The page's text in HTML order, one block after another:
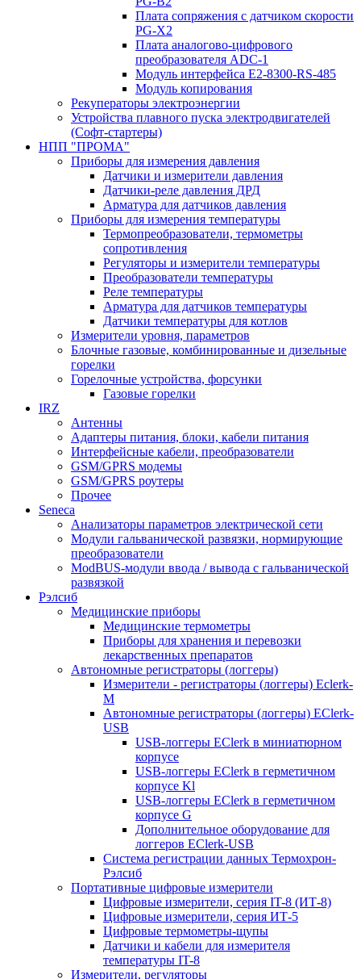
Плата сопряжения с датчиком скорости
PG-X2
Плата аналогово-цифрового
преобразователя ADC-1
Модуль интерфейса Е2-8300-RS-485
Модуль копирования
Рекуператоры электроэнергии
Устройства плавного пуска электродвигателей
(Софт-стартеры)
НПП "ПРОМА"
Приборы для измерения давления
Датчики и измерители давления
Датчики-реле давления ДРД
Арматура для датчиков давления
Приборы для измерения температуры
Термопреобразователи, термометры
сопротивления
Регуляторы и измерители температуры
Преобразователи температуры
Реле температуры
Арматура для датчиков температуры
Датчики температуры для котлов
Измерители уровня, параметров
Блочные газовые, комбинированные и дизельные
горелки
Горелочные устройства, форсунки
Газовые горелки
IRZ
Антенны
Адаптеры питания, блоки, кабели питания
Интерфейсные кабели, преобразователи
GSM/GPRS модемы
GSM/GPRS роутеры
Прочее
Seneca
Анализаторы параметров электрической сети
Модули гальванической развязки, нормирующие
преобразователи
ModBUS-модули ввода / вывода с гальванической
развязкой
Рэлсиб
Медицинские приборы
Медицинские термометры
Приборы для хранения и перевозки
лекарственных препаратов
Автономные регистраторы (логгеры)
Измерители - регистраторы (логгеры) Eclerk-
M
Автономные регистраторы (логгеры) EClerk-
USB
USB-логгеры EClerk в миниатюрном
корпусе
USB-логгеры EClerk в герметичном
корпусе Kl
USB-логгеры EClerk в герметичном
корпусе G
Дополнительное оборудование для
логгеров EClerk-USB
Система регистрации данных Термохрон-
Рэлсиб
Портативные цифровые измерители
Цифровые измерители, серия IT-8 (ИТ-8)
Цифровые измерители, серия ИТ-5
Цифровые термометры-щупы
Датчики и кабели для измерителя
температуры IT-8
Измерители, регуляторы